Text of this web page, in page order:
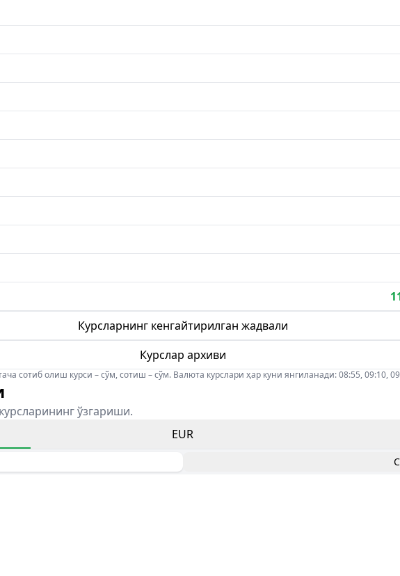
Курсларнинг кенгайтирилган жадвали
Курслар архиви
сотиб олиш курси – сўм, сотиш – сўм. Валюта курслари ҳар куни янгиланади: 08:55, 09:10,
ўзгариши.
EUR